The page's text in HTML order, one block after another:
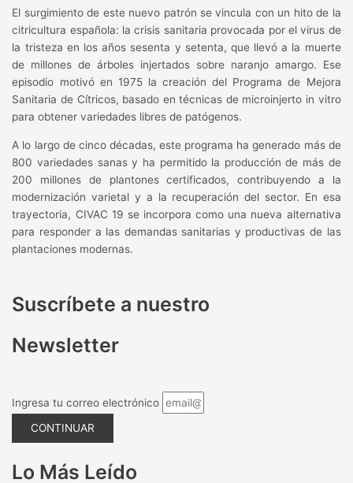
El surgimiento de este nuevo patrón se vincula con un hito de la
citricultura española: la crisis sanitaria provocada por el virus de
la tristeza en los años sesenta y setenta, que llevó a la muerte
de millones de árboles injertados sobre naranjo amargo. Ese
episodio motivó en 1975 la creación del Programa de Mejora
Sanitaria de Cítricos, basado en técnicas de microinjerto in vitro
para obtener variedades libres de patógenos.
A lo largo de cinco décadas, este programa ha generado más de
800 variedades sanas y ha permitido la producción de más de
200 millones de plantones certificados, contribuyendo a la
modernización varietal y a la recuperación del sector. En esa
trayectoria, CIVAC 19 se incorpora como una nueva alternativa
para responder a las demandas sanitarias y productivas de las
plantaciones modernas.
Suscríbete a nuestro
Newsletter
Ingresa tu correo electrónico
CONTINUAR
Lo Más Leído